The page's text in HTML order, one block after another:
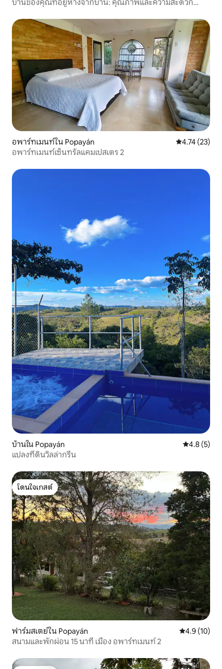
บ้านของคุณที่อยู่ห่างจากบ้าน: คุณภาพและความสะดวก
อพาร์ทเมนท์ใน Popayán คะแนนเฉลี่ย
4.74 (23)
อพาร์ทเมนท์เซ็นทรัลแคมเปสเตร 2
บ้านใน Popayán คะแนนเฉลี่
4.8 (5)
แปลงที่ดินวิลล่ากรีน
โดนใจเกสต์
โดนใจเกสต์
ฟาร์มสเตย์ใน Popayán คะแนนเฉลี่ย
4.9 (10)
สนามและพักผ่อน 15 นาที เมือง อพาร์ทเมนท์ 2